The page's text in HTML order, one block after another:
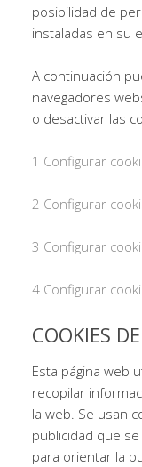
posibilidad de
instaladas en su
A continuación
navegadores
o desactivar las
1 Configurar
2 Configurar
3 Configurar
4 Configurar
COOKIES
Esta página web
recopilar
la web. Se usan
publicidad que
para orientar la